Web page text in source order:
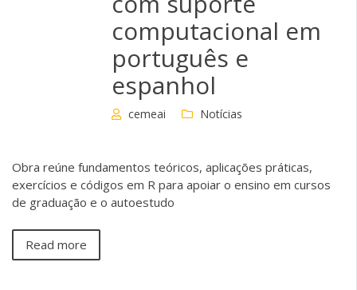
computacional em
português e
espanhol
cemeai Notícias
Obra reúne fundamentos teóricos, aplicações práticas,
exercícios e códigos em R para apoiar o ensino em cursos
de graduação e o autoestudo
Read more